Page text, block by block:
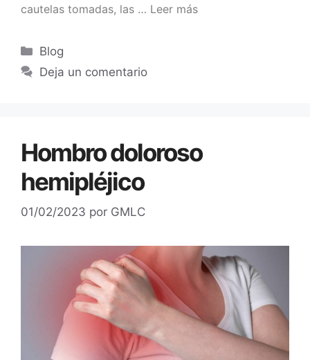
cautelas tomadas, las … Leer más
Blog
Deja un comentario
Hombro doloroso
hemipléjico
01/02/2023 por GMLC